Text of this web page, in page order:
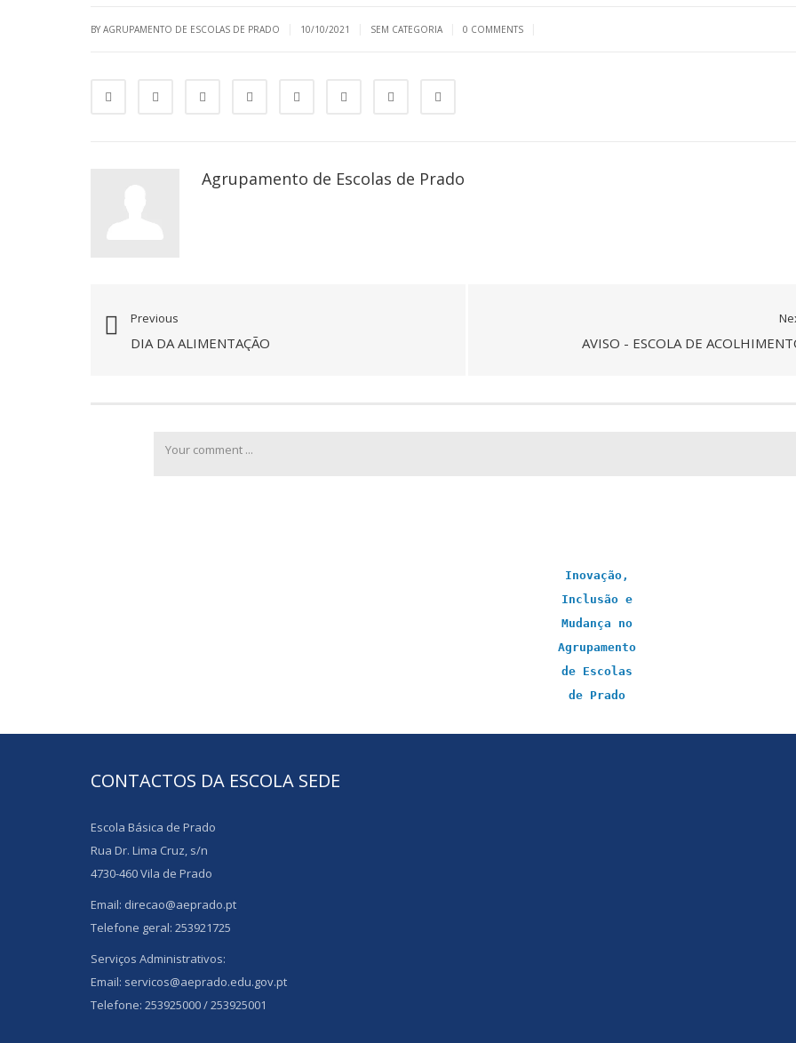
BY AGRUPAMENTO DE ESCOLAS DE PRADO 10/10/2021 SEM CATEGORIA 0 COMMENTS
Agrupamento de Escolas de Prado
Previous
DIA DA ALIMENTAÇÃO AVISO - ESCOLA DE
Inovação,
Inclusão e
Mudança no
Agrupamento
de Escolas
de Prado
CONTACTOS DA ESCOLA SEDE
Escola Básica de Prado
Rua Dr. Lima Cruz, s/n
4730-460 Vila de Prado
Email: direcao@aeprado.pt
Telefone geral: 253921725
Serviços Administrativos:
Email: servicos@aeprado.edu.gov.pt
Telefone: 253925000 / 253925001